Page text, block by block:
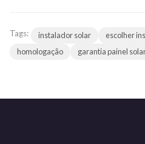
Tags: instalador solar escolher
homologação
garantia painel